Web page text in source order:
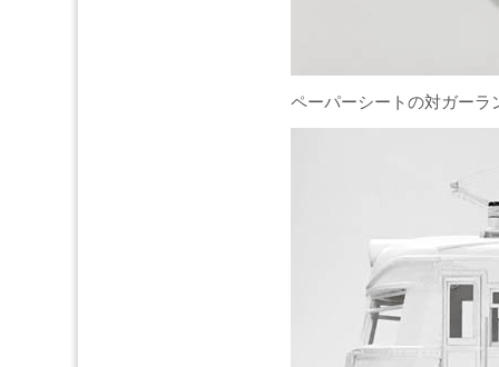
ペーパーシートの対ガーラ